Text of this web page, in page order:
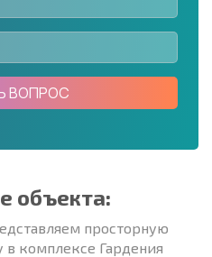
ВОПРОС
объекта:
просторную
комплексе Гардения